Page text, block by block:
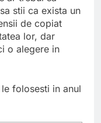
stii ca exista un
de copiat
lor, dar
o alegere in
folosesti in anul